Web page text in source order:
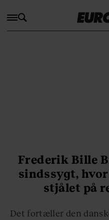
Frederik Bille
sindssygt,
stjålet på
Det fortæller den